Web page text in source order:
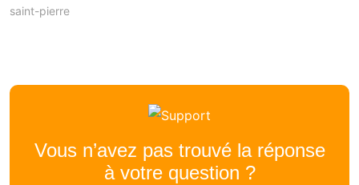
saint-pierre
Vous n’avez pas trouvé la réponse
à votre question ?